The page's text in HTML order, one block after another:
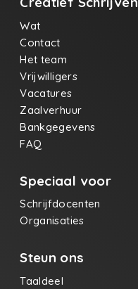
Wat
Contact
Het team
Vrijwilligers
Vacatures
Zaalverhuur
Bankgegevens
FAQ
Speciaal voor
Schrijfdocenten
Organisaties
Steun ons
Taaldeel